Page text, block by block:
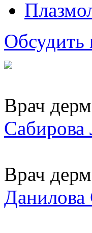
Обсудить
Врач
Врач
Данилова